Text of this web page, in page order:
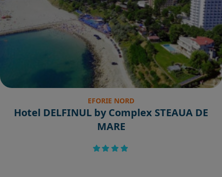
EFORIE NORD
Hotel DELFINUL by Complex STEAUA DE
MARE